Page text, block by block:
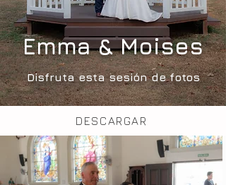
Emma & Moises
Disfruta esta sesión de fotos
DESCARGAR